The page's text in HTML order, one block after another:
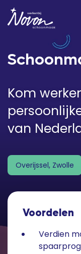
Kom
van
Overijssel, Zwolle
Voordelen
Verdien